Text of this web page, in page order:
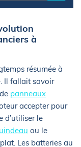
à
résumée à
Il fallait savoir
panneaux
accepter pour
d’utiliser le
ou le
Les batteries au